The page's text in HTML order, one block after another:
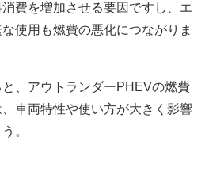
費を増加させる要因ですし、エ
使用も燃費の悪化につながりま
、アウトランダーPHEVの燃費
車両特性や使い方が大きく影響
。